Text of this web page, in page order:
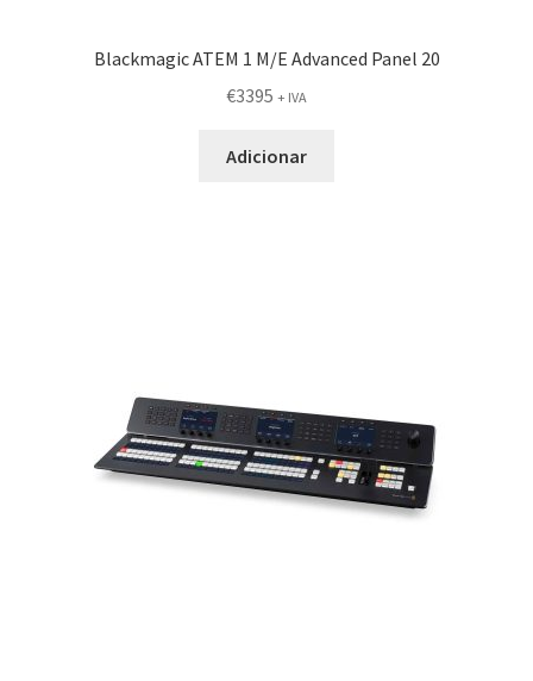
Blackmagic ATEM 1 M/E Advanced Panel 20
€3395 + IVA
Adicionar